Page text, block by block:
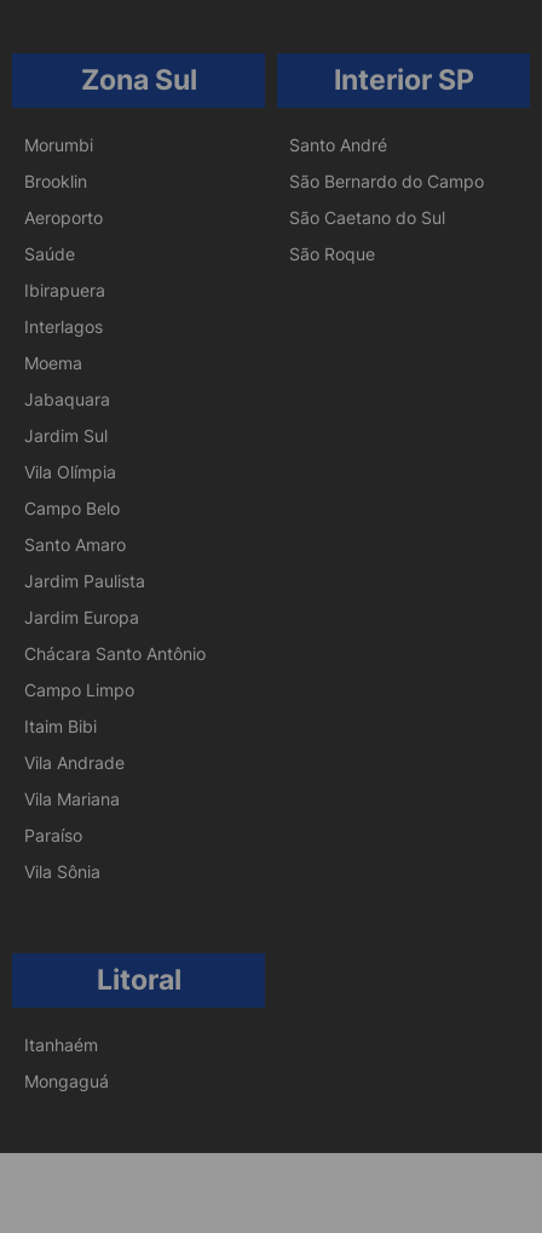
Zona Sul
Morumbi
Brooklin
Aeroporto
Saúde
Ibirapuera
Interlagos
Moema
Jabaquara
Jardim Sul
Vila Olímpia
Campo Belo
Santo Amaro
Jardim Paulista
Jardim Europa
Chácara Santo Antônio
Campo Limpo
Itaim Bibi
Vila Andrade
Vila Mariana
Paraíso
Vila Sônia
Interior SP
Santo André
São Bernardo do Campo
São Caetano do Sul
São Roque
Litoral
Itanhaém
Mongaguá